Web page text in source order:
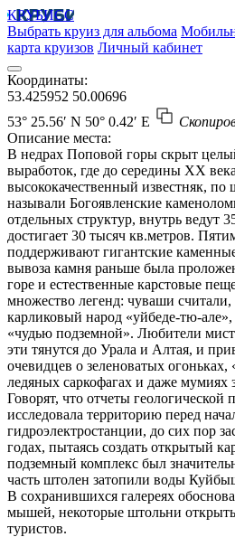
КРУБИСС
Выбрать круиз для альбома
карта круизов Личный кабинет
Координаты:
53.425952 50.00696
53° 25.56′ N 50° 0.42′ E
Описание места:
В недрах Поповой горы скрыт
выработок, где до середины ХХ
высококачественный известняк, по
называли Богоявленские
отдельных структур, внутрь ведут
достигает 30 тысяч кв.метров.
поддерживают гигантские
вывоза камня раньше была
горе и естественные карстовые
множество легенд: чуваши
карликовый народ «уйбеде-тю-але»,
«чудью подземной». Любители
эти тянутся до Урала и Алтая, и
очевидцев о зеленоватых огоньках,
ледяных саркофагах и даже мумиях
Говорят, что отчеты геологической
исследовала территорию перед
гидроэлектростанции, до сих пор
годах, пытаясь создать открытый
подземный комплекс был
часть штолен затопили воды
В сохранившихся галереях
мышей, некоторые штольни
туристов.